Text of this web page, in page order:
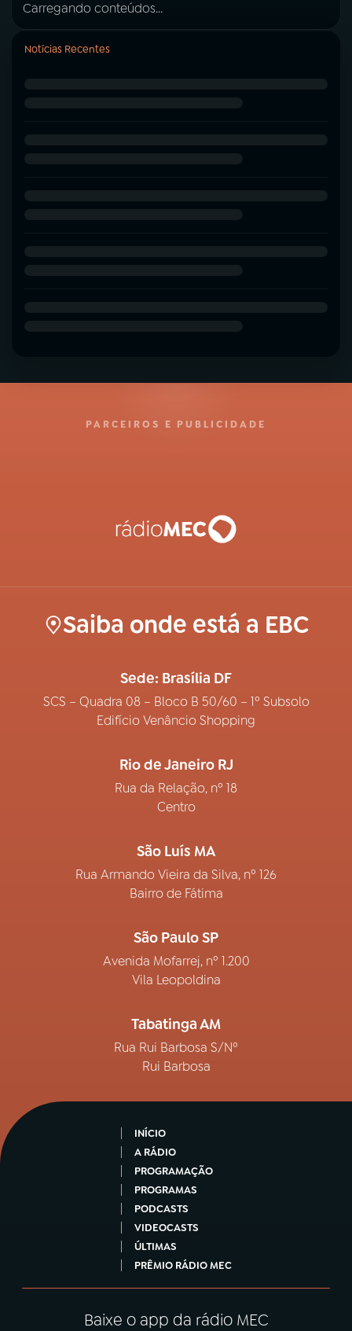
Carregando conteúdos...
Notícias Recentes
PARCEIROS E PUBLICIDADE
Saiba onde está a EBC
Sede: Brasília DF
SCS – Quadra 08 – Bloco B 50/60 – 1º Subsolo
Edifício Venâncio Shopping
Rio de Janeiro RJ
Rua da Relação, nº 18
Centro
São Luís MA
Rua Armando Vieira da Silva, nº 126
Bairro de Fátima
São Paulo SP
Avenida Mofarrej, nº 1.200
Vila Leopoldina
Tabatinga AM
Rua Rui Barbosa S/Nº
Rui Barbosa
INÍCIO
A RÁDIO
PROGRAMAÇÃO
PROGRAMAS
PODCASTS
VIDEOCASTS
ÚLTIMAS
PRÊMIO RÁDIO MEC
Baixe o app da rádio MEC